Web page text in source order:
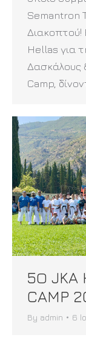
Semantron
Διακοπτού!
Hellas για
Δασκάλους
Camp,
5Ο JKA
CAMP
By admin 6